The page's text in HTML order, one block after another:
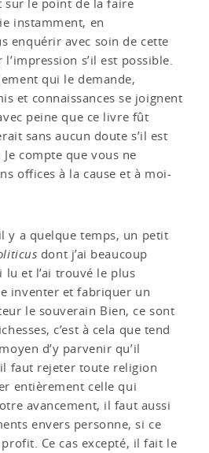
le point de la faire
instamment, en
enquérir avec soin de cette
l’impression s’il est possible.
qui le demande,
et connaissances se joignent
peine que ce livre fût
sans aucun doute s’il est
compte que vous ne
offices à la cause et à moi-
y a quelque temps, un petit
dont j’ai beaucoup
lu et l’ai trouvé le plus
inventer et fabriquer un
le souverain Bien, ce sont
c’est à cela que tend
d’y parvenir qu’il
faut rejeter toute religion
entièrement celle qui
avancement, il faut aussi
envers personne, si ce
profit. Ce cas excepté, il fait le